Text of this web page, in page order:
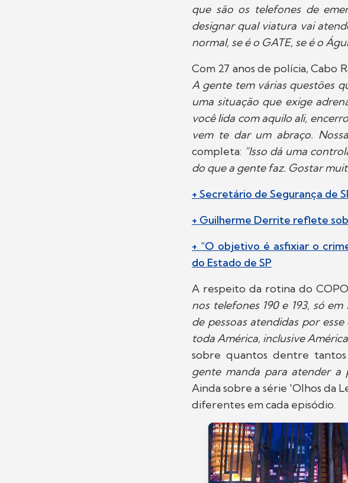
que são os telefones de
designar qual viatura vai
normal, se é o GATE, se é o
Com 27 anos de polícia, Cabo
A gente tem várias questões
uma situação que exige
você lida com aquilo ali,
vem te dar um abraço.
completa: "Isso dá uma
do que a gente faz. Gostar
+ Secretário de Segurança de
+ Guilherme Derrite reflete
+ "O objetivo é asfixiar o
do Estado de SP
A respeito da rotina do
nos telefones 190 e 193, só
de pessoas atendidas por
toda América, inclusive
sobre quantos dentre tantos
gente manda para atender a
Ainda sobre a série 'Olhos da
diferentes em cada episódio.